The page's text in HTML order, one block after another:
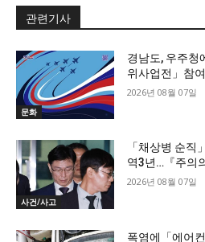
관련기사
문화
경남도, 우주청
위사업전」참
2026년 08월 07일
사건/사고
「채상병 순직
역3년…『주의
2026년 08월 07일
폭염에「에어